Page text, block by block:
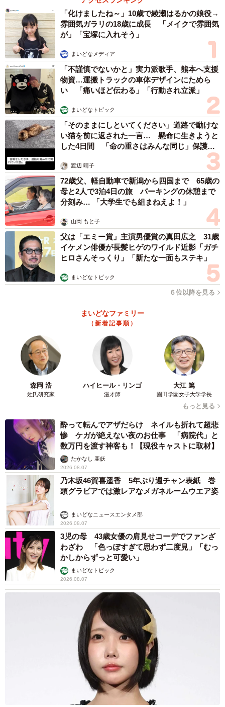
「化けましたね～」10歳で綾瀬はるかの娘役→
雰囲気ガラリの18歳に成長 「メイクで雰囲気
が」「宝塚に入れそう」
まいどなメディア
「不謹慎でないかと」実力派歌手、熊本へ支援
物資…運搬トラックの車体デザインにためら
い 「痛いほど伝わる」「行動され立派」
まいどなトピック
「そのままにしといてください」道路で動けな
い猫を前に返された一言… 懸命に生きようと
した4日間 「命の重さはみんな同じ」保護団
渡辺 晴子
72歳父、軽自動車で新潟から四国まで 65歳の
母と2人で3泊4日の旅 パーキングの休憩まで
分刻み… 「大学生でも組まねえよ！」
山岡 もと子
父は「エミー賞」主演男優賞の真田広之 31歳
イケメン俳優が長髪ヒゲのワイルド近影「ガチ
ヒロさんそっくり」「新たな一面もステキ」
まいどなトピック
６位以降を見る
まいどなファミリー
（新着記事順）
森岡 浩
姓氏研究家
ハイヒール・リンゴ
漫才師
大江 篤
園田学園女子大学学長
もっと見る
酔って転んでアザだらけ ネイルも折れて超悲
惨 ケガが絶えない夜のお仕事 「病院代」と
数万円を渡す神客も！【現役キャストに取材】
たかなし 亜妖
2026.08.07
乃木坂46賀喜遥香 5年ぶり週チャン表紙 巻
頭グラビアでは激レアなメガネルームウエア姿
まいどなニュースエンタメ部
2026.08.07
3児の母 43歳女優の肩見せコーデでファンざ
わざわ 「色っぽすぎて思わず二度見」「むっ
かしからずっと可愛い」
まいどなトピック
2026.08.07